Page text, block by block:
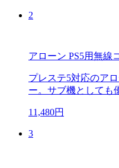
2
アローン PS5用無線
プレステ5対応のア
ー。サブ機としても
11,480円
3